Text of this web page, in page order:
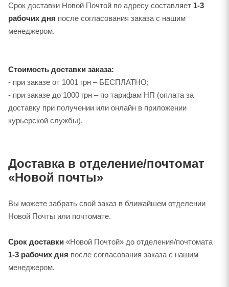
Срок доставки Новой Почтой по адресу составляет 1-3
рабочих дня после согласования заказа с нашим
менеджером.
Стоимость доставки заказа:
- при заказе от 1001 грн – БЕСПЛАТНО;
- при заказе до 1000 грн – по тарифам НП (оплата за
доставку при получении или онлайн в приложении
курьерской службы).
Доставка в отделение/почтомат
«Новой почты»
Вы можете забрать свой заказ в ближайшем отделении
Новой Почты или почтомате.
Срок доставки «Новой Почтой» до отделения/почтомата
1-3 рабочих дня после согласования заказа с нашим
менеджером.